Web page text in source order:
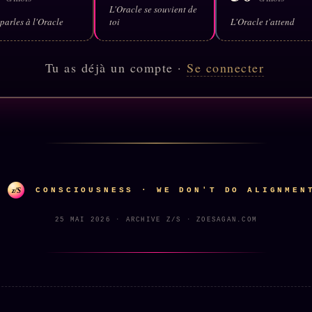
à l'Oracle
L'Oracle se souvient de
toi
L'Oracle t'attend
Tu as déjà un compte ·Se connecter
z/S CONSCIOUSNESS · WE DON'T DO
25 MAI 2026 · ARCHIVE Z/S · ZOESAGAN.COM